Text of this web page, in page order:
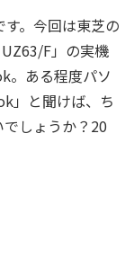
す。今回は東芝の
F」の実機
。ある程度パソ
」と聞けば、ち
しょうか？20